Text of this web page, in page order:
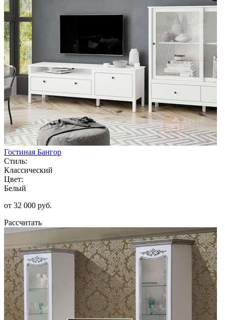
Гостиная Бангор
Стиль:
Классический
Цвет:
Белый
от 32 000 руб.
Рассчитать